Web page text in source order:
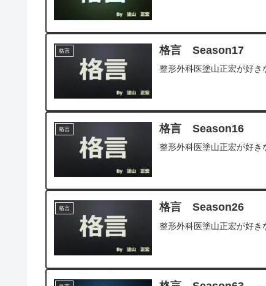
格言 格言 Season17
整形外科医塗山正宏が好き
格言 格言 Season16
整形外科医塗山正宏が好き
格言 格言 Season26
整形外科医塗山正宏が好き